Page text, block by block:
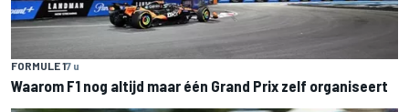
FORMULE 17 u
Waarom F1 nog altijd maar één Grand Prix zelf organiseert